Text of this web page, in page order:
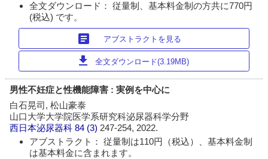
全文ダウンロード： 従量制、基本料金制の方共に770円
(税込) です。
article アブストラクトを見る
download 全文ダウンロード(3.19MB)
男性不妊症と性機能障害 : 実例を中心に
白石晃司, 松山豪泰
山口大学大学院医学系研究科泌尿器科学分野
西日本泌尿器科 84 (3) 247-254, 2022.
アブストラクト： 従量制は110円（税込）、基本料金制
は基本料金に含まれます。